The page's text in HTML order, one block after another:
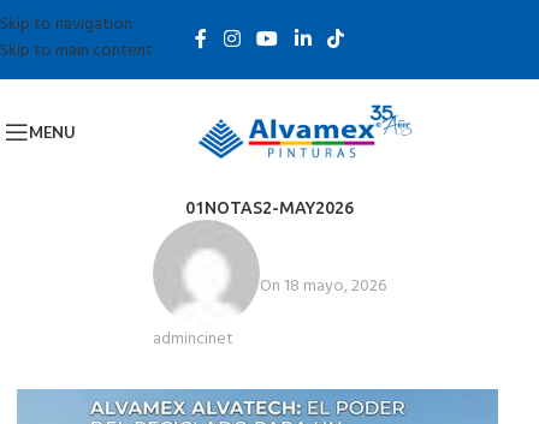
Skip to navigation
Skip to main content
MENU
01NOTAS2-MAY2026
admincinet
On 18 mayo, 2026